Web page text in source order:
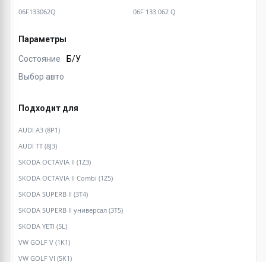
06F133062Q 06F 133 062 Q
Параметры
Состояние
Б/У
Выбор авто
Подходит для
AUDI A3 (8P1)
AUDI TT (8J3)
SKODA OCTAVIA II (1Z3)
SKODA OCTAVIA II Combi (1Z5)
SKODA SUPERB II (3T4)
SKODA SUPERB II универсал (3T5)
SKODA YETI (5L)
VW GOLF V (1K1)
VW GOLF VI (5K1)